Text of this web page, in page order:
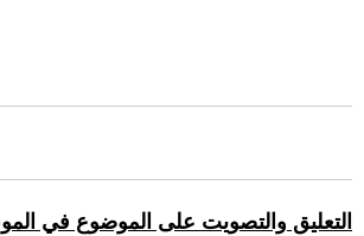
التعليق والتصويت على الموضوع في